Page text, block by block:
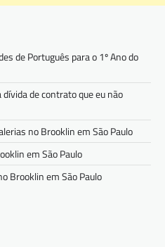
de Português para o 1º Ano do
de contrato que eu não
no Brooklin em São Paulo
em São Paulo
Brooklin em São Paulo